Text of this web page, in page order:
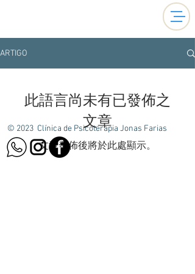
ARTIGO
此語言尚未有已發佈之
文章
文章發佈後將於此處顯示。
© 2023 Clínica de Psicoterapia Jonas Farias